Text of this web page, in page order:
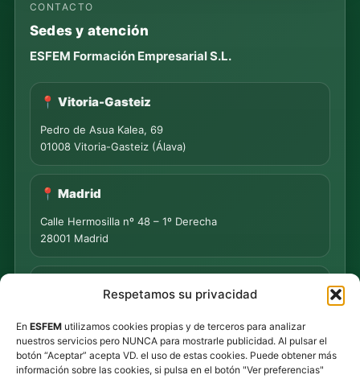
Respetamos su privacidad
En ESFEM utilizamos cookies propias y de terceros para analizar
nuestros servicios pero NUNCA para mostrarle publicidad. Al pulsar el
botón “Aceptar” acepta VD. el uso de estas cookies. Puede obtener más
información sobre las cookies, si pulsa en el botón "Ver preferencias"
CONTACTO
Sedes y atención
ESFEM Formación Empresarial S.L.
📍 Vitoria-Gasteiz
Pedro de Asua Kalea, 69
01008 Vitoria-Gasteiz (Álava)
📍 Madrid
Calle Hermosilla nº 48 – 1º Derecha
28001 Madrid
📍 PUNTO DE MEDIACIÓN S.L.
32003 Ourense
Tel. 639 44 55 73 · 647 500 435